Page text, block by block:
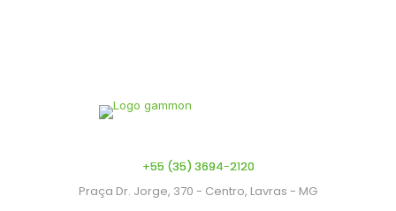
+55 (35) 3694-2120
Praça Dr. Jorge, 370 - Centro, Lavras - MG